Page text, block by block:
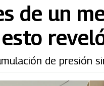
de un
de presión